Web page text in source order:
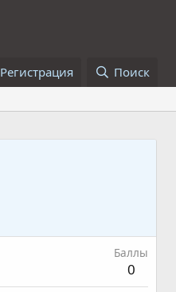
Регистрация Поиск
Баллы
0